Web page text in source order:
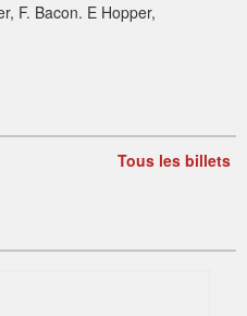
F. Bacon. E Hopper,
Tous les billets